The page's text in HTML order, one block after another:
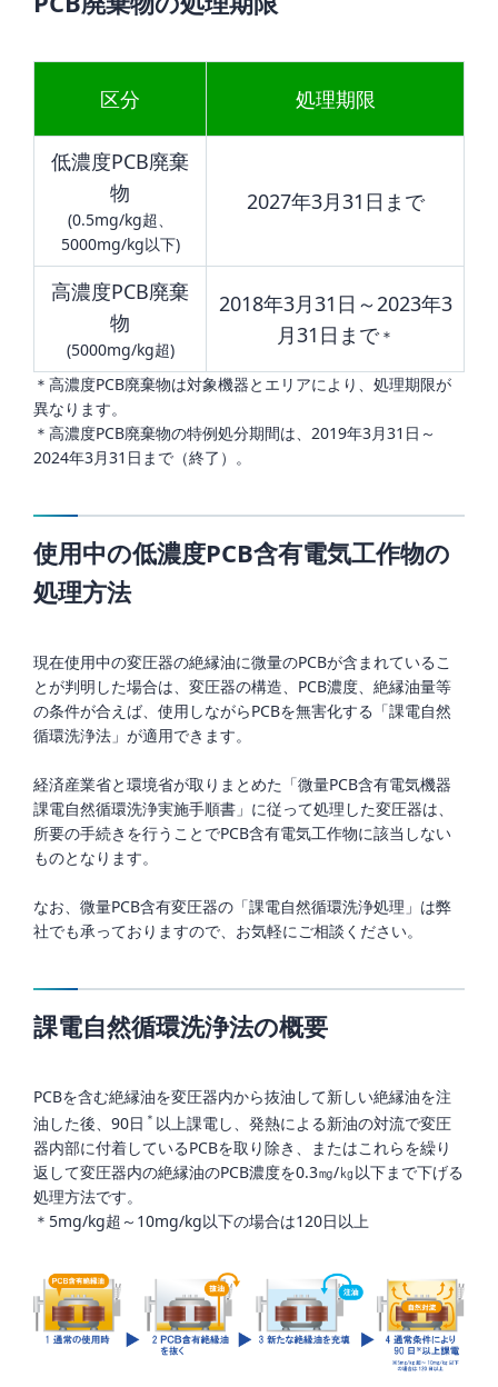
区分 処理期限
低濃度PCB廃棄
物
(0.5mg/kg超、
5000mg/kg以下)
2027年3月31日まで
高濃度PCB廃棄
物
(5000mg/kg超)
2018年3月31日～2023年3
月31日まで＊
＊高濃度PCB廃棄物は対象機器とエリアにより、処理期限が
異なります。
＊高濃度PCB廃棄物の特例処分期間は、2019年3月31日～
2024年3月31日まで（終了）。
使用中の低濃度PCB含有電気工作物の
処理方法
現在使用中の変圧器の絶縁油に微量のPCBが含まれているこ
とが判明した場合は、変圧器の構造、PCB濃度、絶縁油量等
の条件が合えば、使用しながらPCBを無害化する「課電自然
循環洗浄法」が適用できます。
経済産業省と環境省が取りまとめた「微量PCB含有電気機器
課電自然循環洗浄実施手順書」に従って処理した変圧器は、
所要の手続きを行うことでPCB含有電気工作物に該当しない
ものとなります。
なお、微量PCB含有変圧器の「課電自然循環洗浄処理」は弊
社でも承っておりますので、お気軽にご相談ください。
課電自然循環洗浄法の概要
PCBを含む絶縁油を変圧器内から抜油して新しい絶縁油を注
油した後、90日 ＊ 以上課電し、発熱による新油の対流で変圧
器内部に付着しているPCBを取り除き、またはこれらを繰り
返して変圧器内の絶縁油のPCB濃度を0.3㎎/㎏以下まで下げる
処理方法です。
＊5mg/kg超～10mg/kg以下の場合は120日以上